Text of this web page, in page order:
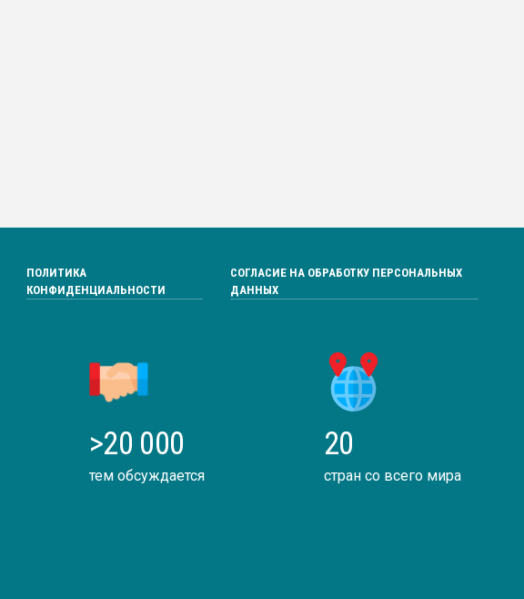
ПОЛИТИКА
КОНФИДЕНЦИАЛЬНОСТИ
СОГЛАСИЕ НА ОБРАБОТКУ ПЕРСОНАЛЬНЫХ
ДАННЫХ
>20 000
тем обсуждается
20
стран со всего мира